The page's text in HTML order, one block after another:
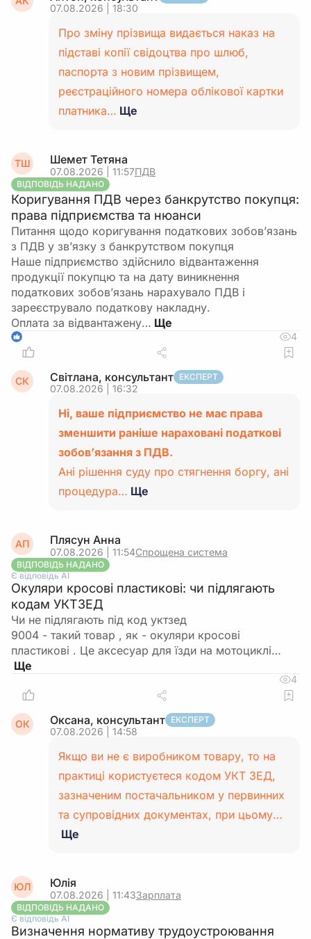
07.08.2026 | 18:30
Про зміну прізвища видається наказ на
підставі копії свідоцтва про шлюб,
паспорта з новим прізвищем,
реєстраційного номера облікової картки
платника… Ще
ТШ Шемет Тетяна
07.08.2026 | 11:57ПДВ
ВІДПОВІДЬ НАДАНО
Коригування ПДВ через банкрутство покупця:
права підприємства та нюанси
Питання щодо коригування податкових зобов’язань
з ПДВ у зв’язку з банкрутством покупця
Наше підприємство здійснило відвантаження
продукції покупцю та на дату виникнення
податкових зобов’язань нарахувало ПДВ і
зареєструвало податкову накладну.
Оплата за відвантажену…
1 4
СК Світлана, консультант ЕКСПЕРТ
07.08.2026 | 16:32
Ні, ваше підприємство не має права
зменшити раніше нараховані податкові
зобов’язання з ПДВ.
Ані рішення суду про стягнення боргу, ані
процедура… Ще
АП Плясун Анна
07.08.2026 | 11:54Спрощена система
ВІДПОВІДЬ НАДАНО
Є відповідь АІ
Окуляри кросові пластикові: чи підлягають
кодам УКТЗЕД
Чи не підлягають під код уктзед
9004 - такий товар , як - окуляри кросові
пластикові . Це аксесуар для їзди на мотоциклі…
4
ОК Оксана, консультант ЕКСПЕРТ
07.08.2026 | 14:58
Якщо ви не є виробником товару, то на
практиці користуєтеся кодом УКТ ЗЕД,
зазначеним постачальником у первинних
та супровідних документах, при цьому…
Ще
ЮЛ Юлія
07.08.2026 | 11:43Зарплата
ВІДПОВІДЬ НАДАНО
Є відповідь АІ
Визначення нормативу трудоустроювання